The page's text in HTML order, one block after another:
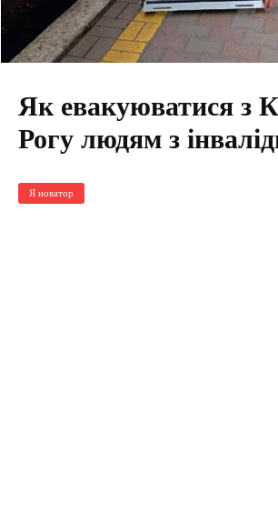
Як евакуюватися з
Рогу людям з
Я новатор